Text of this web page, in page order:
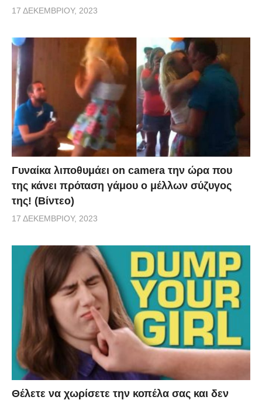
17 ΔΕΚΕΜΒΡΊΟΥ, 2023
Γυναίκα λιποθυμάει on camera την ώρα που
της κάνει πρόταση γάμου ο μέλλων σύζυγος
της! (Βίντεο)
17 ΔΕΚΕΜΒΡΊΟΥ, 2023
Θέλετε να χωρίσετε την κοπέλα σας και δεν